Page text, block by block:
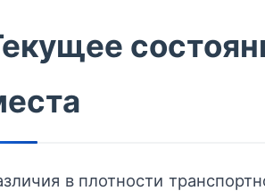
в плотности